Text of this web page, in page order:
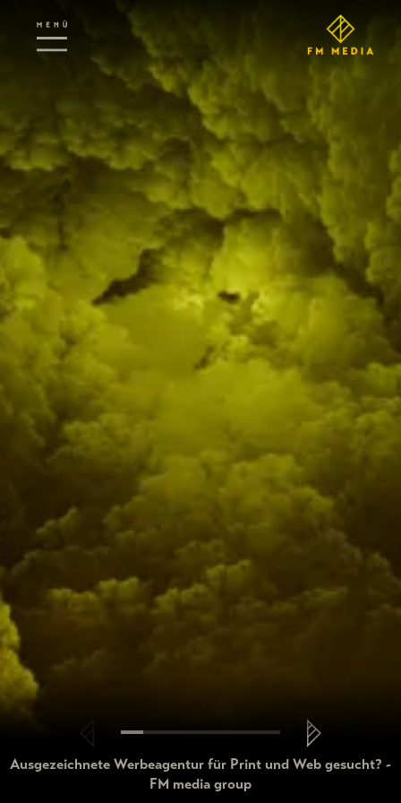
Ausgezeichnete Werbeagentur für Print und Web gesucht? -
FM media group